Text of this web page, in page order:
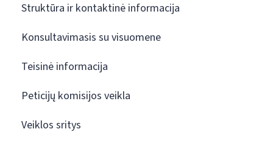
Struktūra ir kontaktinė informacija
Konsultavimasis su visuomene
Teisinė informacija
Peticijų komisijos veikla
Veiklos sritys